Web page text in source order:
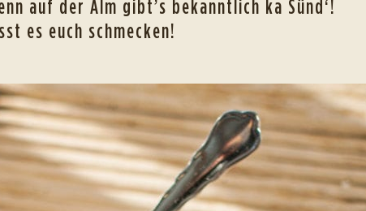
auf der Alm gibt’s bekanntlich ka Sünd‘!
es euch schmecken!